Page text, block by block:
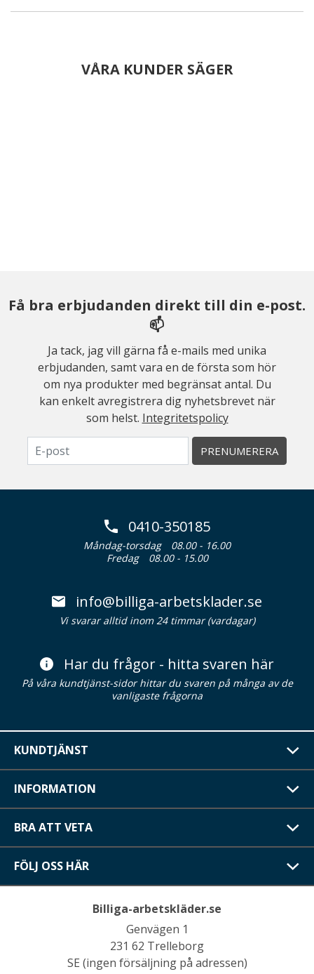
VÅRA KUNDER SÄGER
Få bra erbjudanden direkt till din e-post.
📫
Ja tack, jag vill gärna få e-mails med unika
erbjudanden, samt vara en de första som hör
om nya produkter med begränsat antal. Du
kan enkelt avregistrera dig nyhetsbrevet när
som helst. Integritetspolicy
PRENUMERERA
0410-350185
Måndag-torsdag
08.00 - 16.00
Fredag
08.00 - 15.00
info@billiga-arbetsklader.se
Vi svarar alltid inom 24 timmar (vardagar)
Har du frågor - hitta svaren här
På våra kundtjänst-sidor hittar du svaren på många av de
vanligaste frågorna
KUNDTJÄNST
INFORMATION
BRA ATT VETA
FÖLJ OSS HÄR
Billiga-arbetskläder.se
Genvägen 1
231 62 Trelleborg
SE (ingen försäljning på adressen)